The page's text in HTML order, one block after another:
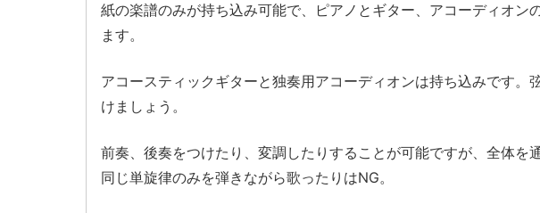
紙の楽譜のみが持ち込み可能で、ピアノとギター、アコーディオン
ます。
アコースティックギターと独奏用アコーディオンは持ち込みです。
けましょう。
前奏、後奏をつけたり、変調したりすることが可能ですが、全体を
同じ単旋律のみを弾きながら歌ったりはNG。